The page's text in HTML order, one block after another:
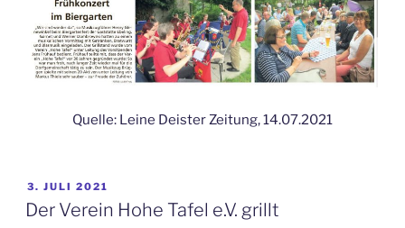
Quelle: Leine Deister Zeitung, 14.07.2021
VERÖFFENTLICHT
AM
3. JULI 2021
Der Verein Hohe Tafel e.V. grillt